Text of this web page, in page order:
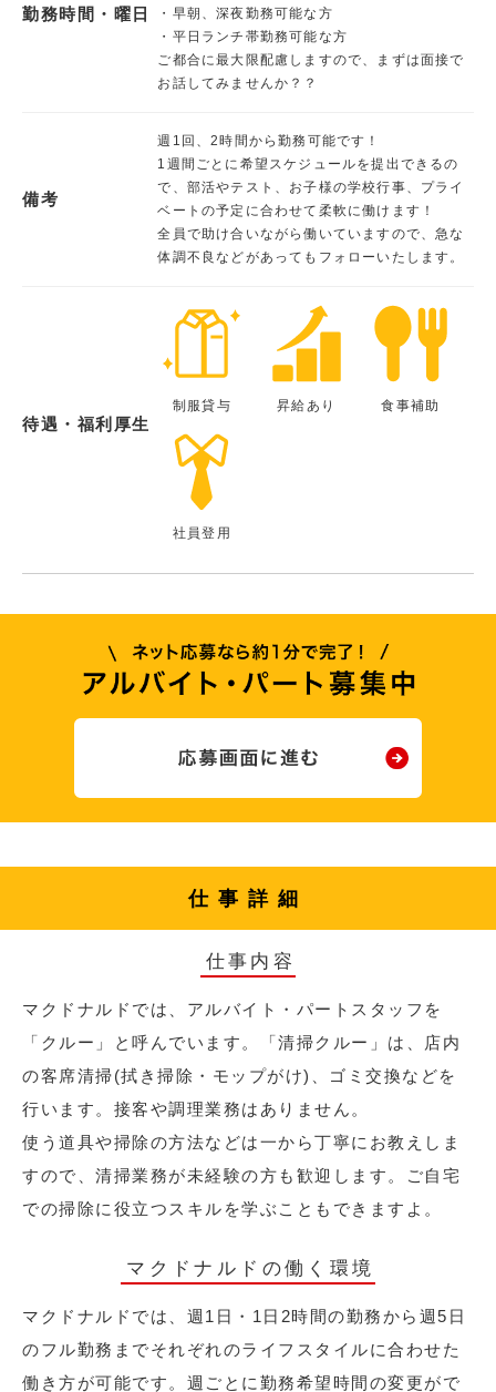
勤務時間・曜日
・早朝、深夜勤務可能な方
・平日ランチ帯勤務可能な方
ご都合に最大限配慮しますので、まずは面接で
お話してみませんか？？
備考
週1回、2時間から勤務可能です！
1週間ごとに希望スケジュールを提出できるの
で、部活やテスト、お子様の学校行事、プライ
ベートの予定に合わせて柔軟に働けます！
全員で助け合いながら働いていますので、急な
体調不良などがあってもフォローいたします。
待遇・福利厚生
制服貸与 昇給あり 食事補助
社員登用
仕事詳細
仕事内容
マクドナルドでは、アルバイト・パートスタッフを
「クルー」と呼んでいます。「清掃クルー」は、店内
の客席清掃(拭き掃除・モップがけ)、ゴミ交換などを
行います。接客や調理業務はありません。
使う道具や掃除の方法などは一から丁寧にお教えしま
すので、清掃業務が未経験の方も歓迎します。ご自宅
での掃除に役立つスキルを学ぶこともできますよ。
マクドナルドの働く環境
マクドナルドでは、週1日・1日2時間の勤務から週5日
のフル勤務までそれぞれのライフスタイルに合わせた
働き方が可能です。週ごとに勤務希望時間の変更がで